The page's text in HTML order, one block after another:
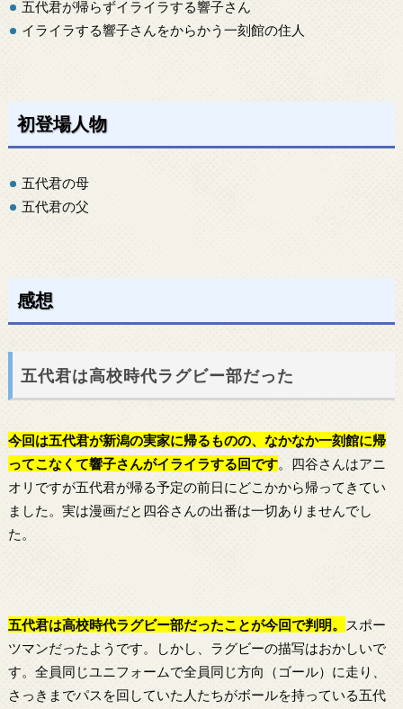
五代君が帰らずイライラする響子さん
イライラする響子さんをからかう一刻館の住人
初登場人物
五代君の母
五代君の父
感想
五代君は高校時代ラグビー部だった
今回は五代君が新潟の実家に帰るものの、なかなか一刻館に帰
ってこなくて響子さんがイライラする回です。四谷さんはアニ
オリですが五代君が帰る予定の前日にどこかから帰ってきてい
ました。実は漫画だと四谷さんの出番は一切ありませんでし
た。
五代君は高校時代ラグビー部だったことが今回で判明。
スポー
ツマンだったようです。しかし、ラグビーの描写はおかしいで
す。全員同じユニフォームで全員同じ方向（ゴール）に走り、
さっきまでパスを回していた人たちがボールを持っている五代